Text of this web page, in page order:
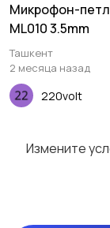
Микрофон-
ML010 3.5mm
Ташкент
2 месяца назад
220volt
Измените